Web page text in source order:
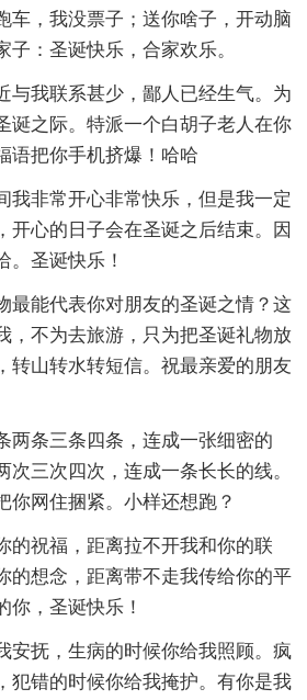
车，我没票子；送你啥子，开动脑
：圣诞快乐，合家欢乐。
与我联系甚少，鄙人已经生气。为
诞之际。特派一个白胡子老人在你
语把你手机挤爆！哈哈
我非常开心非常快乐，但是我一定
开心的日子会在圣诞之后结束。因
。圣诞快乐！
最能代表你对朋友的圣诞之情？这
，不为去旅游，只为把圣诞礼物放
转山转水转短信。祝最亲爱的朋友
两条三条四条，连成一张细密的
次三次四次，连成一条长长的线。
你网住捆紧。小样还想跑？
的祝福，距离拉不开我和你的联
的想念，距离带不走我传给你的平
你，圣诞快乐！
安抚，生病的时候你给我照顾。疯
犯错的时候你给我掩护。有你是我